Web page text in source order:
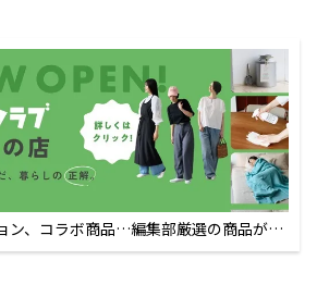
ン、コラボ商品…編集部厳選の商品が買